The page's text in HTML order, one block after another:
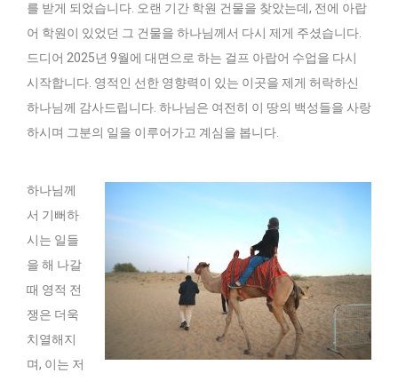
를 받게 되었습니다. 오랜 기간 학원 건물을 찾았는데, 전에 아랍
어 학원이 있었던 그 건물을 하나님께서 다시 제게 주셨습니다.
드디어 2025년 9월에 대면으로 하는 걸프 아랍어 수업을 다시
시작합니다. 영적인 선한 영향력이 있는 이곳을 제게 허락하신
하나님께 감사드립니다. 하나님은 여전히 이 땅의 백성들을 사랑
하시며 그분의 일을 이루어가고 계심을 봅니다.
하나님께
서 기뻐하
시는 일들
을 해 나갈
때 영적 전
쟁은 더욱
치열해지
며, 이는 저